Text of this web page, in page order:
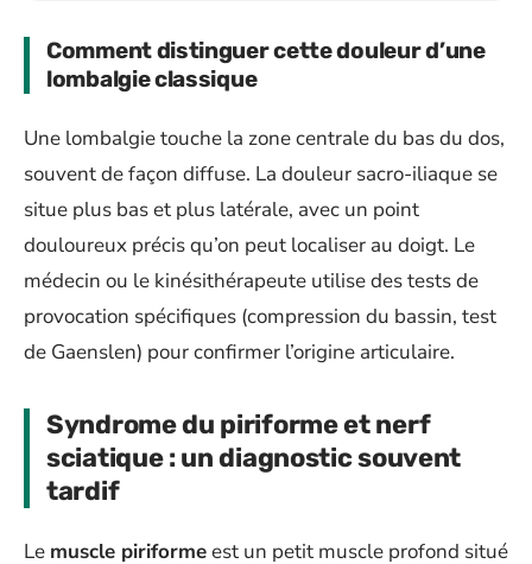
Comment distinguer cette douleur d’une
lombalgie classique
Une lombalgie touche la zone centrale du bas du dos,
souvent de façon diffuse. La douleur sacro-iliaque se
situe plus bas et plus latérale, avec un point
douloureux précis qu’on peut localiser au doigt. Le
médecin ou le kinésithérapeute utilise des tests de
provocation spécifiques (compression du bassin, test
de Gaenslen) pour confirmer l’origine articulaire.
Syndrome du piriforme et nerf
sciatique : un diagnostic souvent
tardif
Le muscle piriformeest un petit muscle profond situé